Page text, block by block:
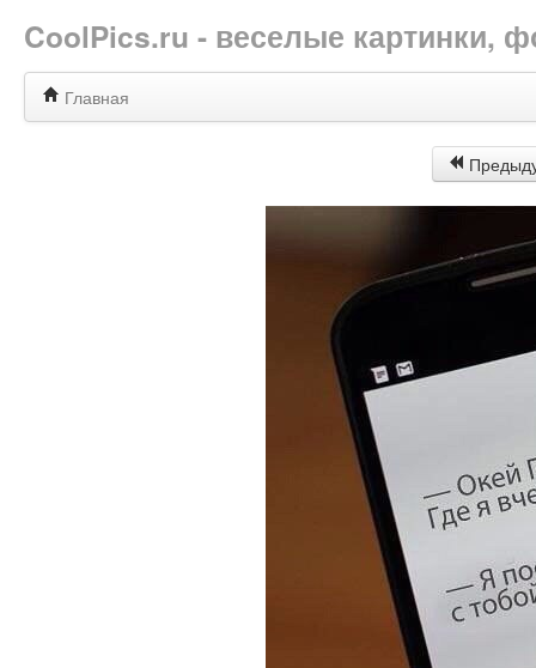
CoolPics.ru - веселые картинки,
Главная